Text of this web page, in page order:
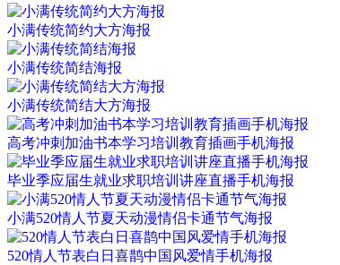
小满传统简约大方海报
小满传统简结海报
小满传统简结大方海报
高考冲刺加油书本学习培训教育插画手机海报
毕业季应届生就业求职培训讲座直播手机海报
小满520情人节夏天动漫情侣卡通节气海报
520情人节表白日喜鹊中国风爱情手机海报